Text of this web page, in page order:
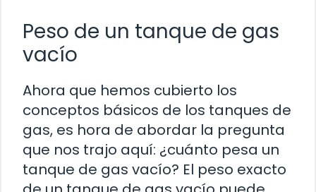
Peso de un tanque de gas
vacío
Ahora que hemos cubierto los
conceptos básicos de los tanques de
gas, es hora de abordar la pregunta
que nos trajo aquí: ¿cuánto pesa un
tanque de gas vacío? El peso exacto